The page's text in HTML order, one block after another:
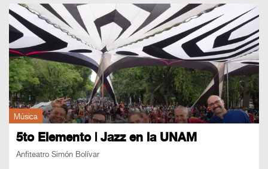
CulturaCulturaUNAM
Música
5to Elemento | Jazz en la UNAM
Anfiteatro Simón Bolívar